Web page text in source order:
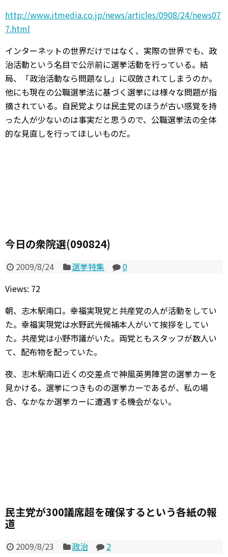
http://www.itmedia.co.jp/news/articles/0908/24/news07
7.html
インターネットの世界だけではなく、実際の世界でも、政
治活動という名目で公示前に選挙活動を行っている。結
局、「政治活動なら問題なし」に収斂されてしまうのか。
他にも現在の公職選挙法に基づく選挙には様々な問題が指
摘されている。自民党よりは民主党のほうが古い感覚を持
った人が少ないのは事実だと思うので、公職選挙法の全体
的な見直しを行ってほしいものだ。
今日の衆院選(090824)
2009/8/24 選挙特集
0
Views: 72
朝、志木駅南口。幸福実現党と共産党の人が活動をしてい
た。幸福実現党は水野武光候補本人がいて挨拶をしてい
た。共産党は小野市議がいた。両党ともスタッフが数人い
て、配布物を配っていた。
夜、志木駅南口近くの交差点で神風英男陣営の選挙カーを
見かける。選挙につきものの選挙カーであるが、私の場
合、なかなか選挙カーに遭遇する機会がない。
民主党が300議席超を確保するという各紙の報
道
2009/8/23 政治
2